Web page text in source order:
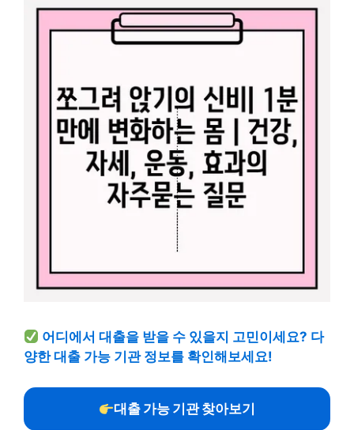
어디에서 대출을 받을 수 있을지 고민이세요? 다
양한 대출 가능 기관 정보를 확인해보세요!
대출 가능 기관 찾아보기